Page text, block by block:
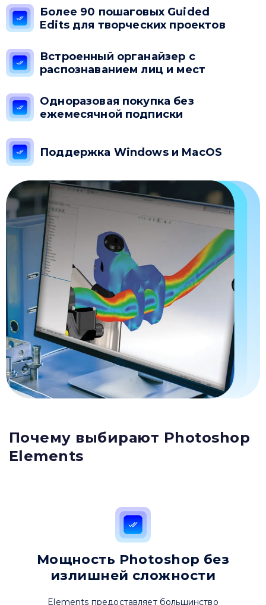
Более 90 пошаговых Guided
Edits для творческих проектов
Встроенный органайзер с
распознаванием лиц и мест
Одноразовая покупка без
ежемесячной подписки
Поддержка Windows и MacOS
Почему выбирают Photoshop
Elements
Мощность Photoshop без
излишней сложности
Elements предоставляет большинство
Привіт 👋, чим тобі допомогти?